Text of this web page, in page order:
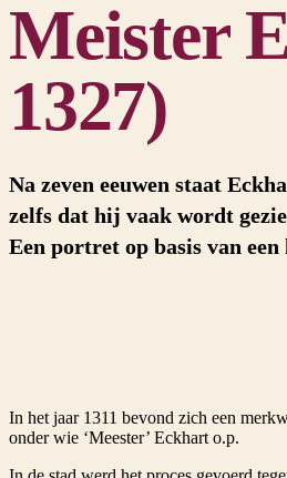
Meister
1327)
Na zeven eeuwen staat
zelfs dat hij vaak wordt
Een portret op basis van
In het jaar 1311 bevond zich een
onder wie ‘Meester’ Eckhart o.p.